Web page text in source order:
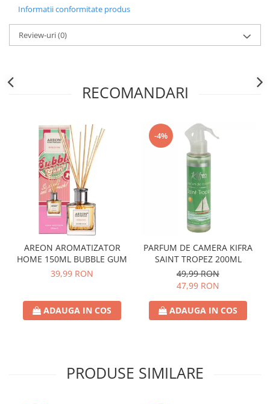
Servetele Umede
Crema
Lotiune
Pasta de Dinti
Ingrijire Copii & Bebelusi
Scutece Pampers
Servetele Umede
Sampon & Balsam copii
Deodorante
Roll-On
Produse de Ras
Crema de Ras
Gel de Ras
Informatii conformitate produs
Review-uri(0)
RECOMANDARI
AREON AROMATIZATOR
HOME 150ML BUBBLE GUM
39,99 RON
ADAUGA IN COS
-4%
PARFUM DE CAMERA KIFRA
SAINT TROPEZ 200ML
49,99 RON
47,99 RON
ADAUGA IN COS
PRODUSE SIMILARE